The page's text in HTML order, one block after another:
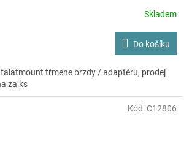
Skladem
Do košíku
třmene brzdy / adaptéru, prodej
za ks
Kód:C12806